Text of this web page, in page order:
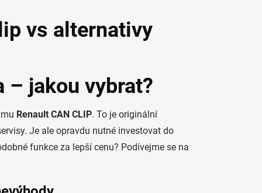
vs alternativy
– jakou vybrat?
Renault CAN CLIP. To je originální
Je ale opravdu nutné investovat do
funkce za lepší cenu? Podívejme se na